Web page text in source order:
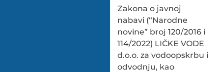
Zakona o javnoj
nabavi (“Narodne
novine” broj 120/2016 i
114/2022) LIČKE VODE
d.o.o. za vodoopskrbu i
odvodnju, kao